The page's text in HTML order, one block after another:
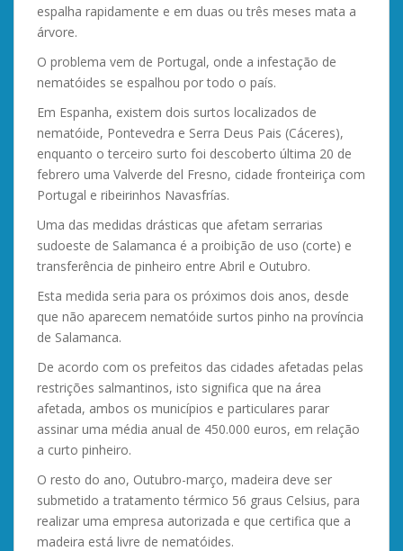
espalha rapidamente e em duas ou três meses mata a
árvore.
O problema vem de Portugal, onde a infestação de
nematóides se espalhou por todo o país.
Em Espanha, existem dois surtos localizados de
nematóide, Pontevedra e Serra Deus Pais (Cáceres),
enquanto o terceiro surto foi descoberto última 20 de
febrero uma Valverde del Fresno, cidade fronteiriça com
Portugal e ribeirinhos Navasfrías.
Uma das medidas drásticas que afetam serrarias
sudoeste de Salamanca é a proibição de uso (corte) e
transferência de pinheiro entre Abril e Outubro.
Esta medida seria para os próximos dois anos, desde
que não aparecem nematóide surtos pinho na província
de Salamanca.
De acordo com os prefeitos das cidades afetadas pelas
restrições salmantinos, isto significa que na área
afetada, ambos os municípios e particulares parar
assinar uma média anual de 450.000 euros, em relação
a curto pinheiro.
O resto do ano, Outubro-março, madeira deve ser
submetido a tratamento térmico 56 graus Celsius, para
realizar uma empresa autorizada e que certifica que a
madeira está livre de nematóides.